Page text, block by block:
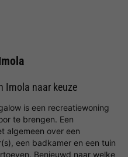
Imola naar keuze
is een recreatiewoning
te brengen. Een
algemeen over een
een badkamer en een tuin
Benieuwd naar welke